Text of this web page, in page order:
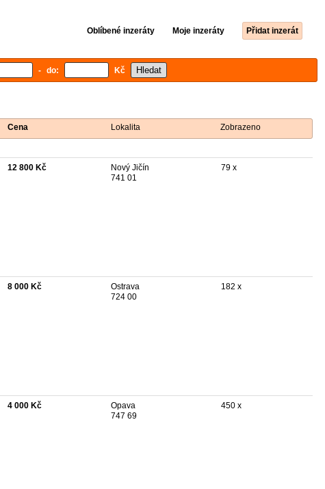
Oblíbené inzeráty Moje inzeráty Přidat inzerát
- do: Kč
Cena Lokalita Zobrazeno
12 800 Kč
Nový Jičín
741 01
79 x
8 000 Kč
Ostrava
724 00
182 x
4 000 Kč
Opava
747 69
450 x